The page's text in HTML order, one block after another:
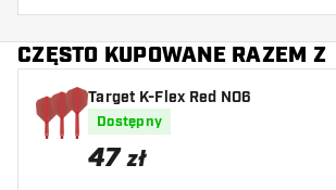
CZĘSTO KUPOWANE RAZEM Z
Target K-Flex Red NO6
Dostępny
47 zł